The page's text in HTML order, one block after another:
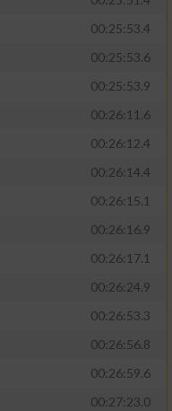
00:25:53.4
00:25:53.6
00:25:53.9
00:26:11.6
00:26:12.4
00:26:14.4
00:26:15.1
00:26:16.9
00:26:17.1
00:26:24.9
00:26:53.3
00:26:56.8
00:26:59.6
00:27:23.0